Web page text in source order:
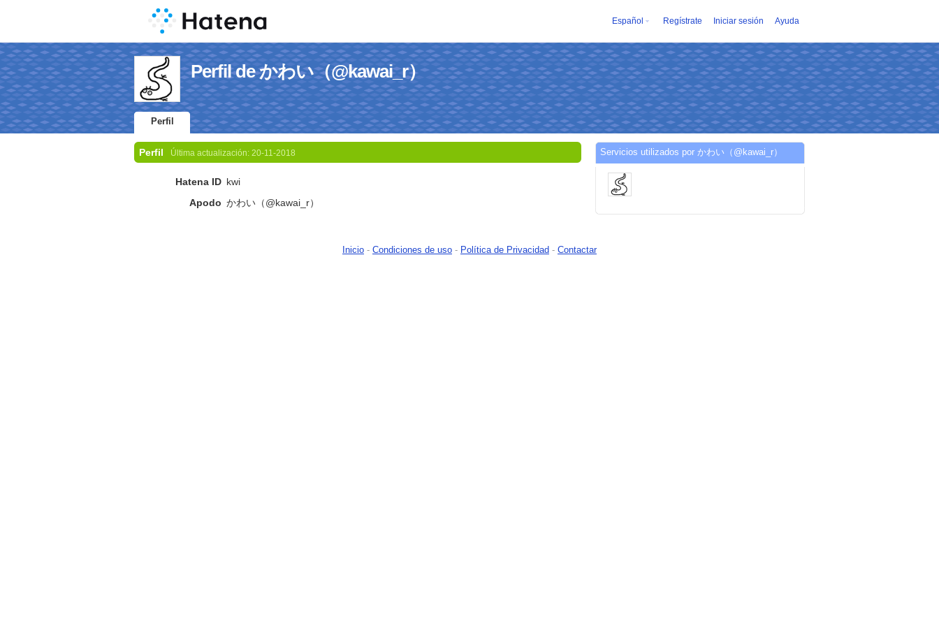
Español Regístrate Iniciar sesión Ayuda
Perfil de かわい（@kawai_r）
Perfil
Perfil Última actualización: 20-11-2018
Hatena ID kwi
Apodo かわい（@kawai_r）
Servicios utilizados por かわい（@kawai_r）
Inicio - Condiciones de uso - Política de Privacidad - Contactar